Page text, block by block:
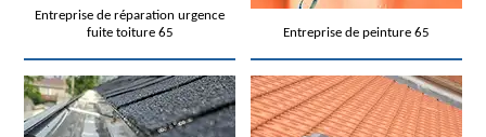
Entreprise de réparation urgence
fuite toiture 65
Entreprise de peinture 65